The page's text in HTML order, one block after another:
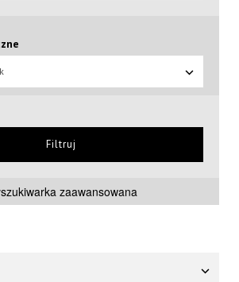
Filtruj
zaawansowana